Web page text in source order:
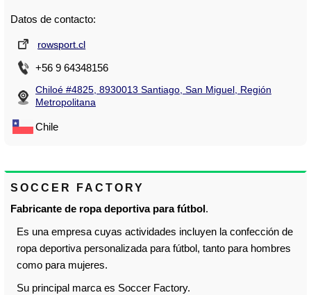
Datos de contacto:
rowsport.cl
+56 9 64348156
Chiloé #4825, 8930013 Santiago, San Miguel, Región
Metropolitana
Chile
SOCCER FACTORY
Fabricante de ropa deportiva para fútbol.
Es una empresa cuyas actividades incluyen la confección de
ropa deportiva personalizada para fútbol, tanto para hombres
como para mujeres.
Su principal marca es Soccer Factory.